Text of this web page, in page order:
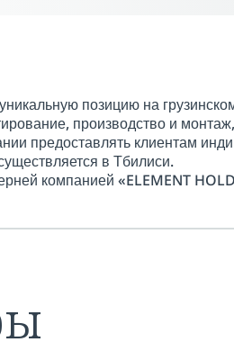
позицию на
производство и
предоставлять клиентам
в Тбилиси.
компанией «ELEMENT